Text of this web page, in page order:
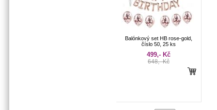
Balónkový set HB rose-gold,
číslo 50, 25 ks
499,- Kč
648,- Kč